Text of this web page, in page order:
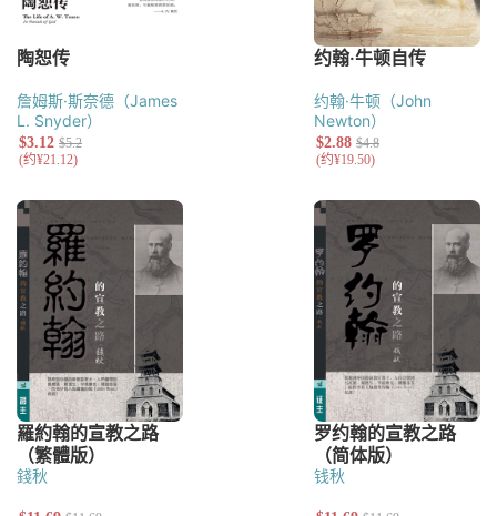
詹姆斯·斯奈德（James
L. Snyder）
约翰·牛顿（John
Newton）
錢秋 钱秋